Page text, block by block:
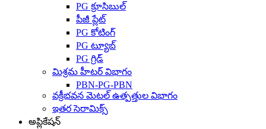
PG క్రూసిబుల్
పీజీ ప్లేట్
PG కోటింగ్
PG ట్యూబ్
PG గ్రిడ్
మిశ్రమ హీటర్ విభాగం
PBN-PG-PBN
వక్రీభవన మెటల్ ఉత్పత్తుల విభాగం
ఇతర సెరామిక్స్
అప్లికేషన్